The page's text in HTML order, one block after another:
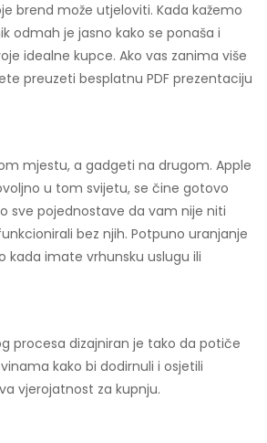
brend može utjeloviti. Kada kažemo
odmah je jasno kako se ponaša i
idealne kupce. Ako vas zanima više
preuzeti besplatnu PDF prezentaciju
mjestu, a gadgeti na drugom. Apple
u tom svijetu, se čine gotovo
sve pojednostave da vam nije niti
bez njih. Potpuno uranjanje
kada imate vrhunsku uslugu ili
procesa dizajniran je tako da potiče
kako bi dodirnuli i osjetili
vjerojatnost za kupnju.